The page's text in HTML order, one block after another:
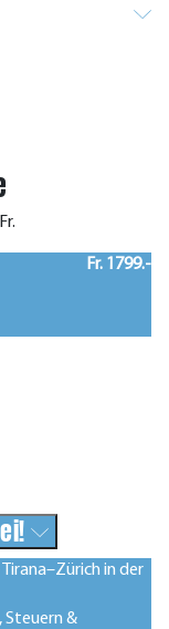
Fr. 1799.-
in der
Steuern &